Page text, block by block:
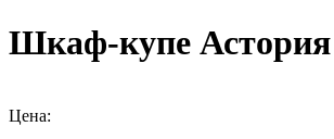
Шкаф-купе Астория
Цена: